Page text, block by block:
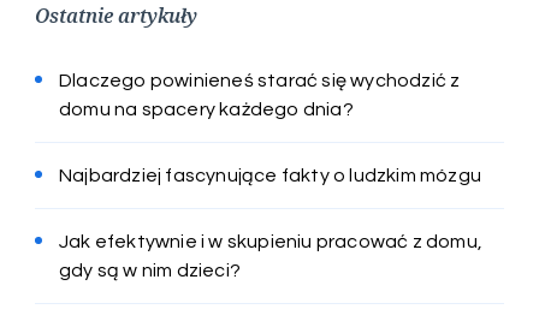
Ostatnie artykuły
Dlaczego powinieneś starać się wychodzić z
domu na spacery każdego dnia?
Najbardziej fascynujące fakty o ludzkim mózgu
Jak efektywnie i w skupieniu pracować z domu,
gdy są w nim dzieci?